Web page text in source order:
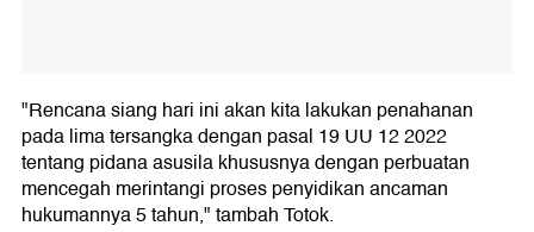
"Rencana siang hari ini akan kita lakukan penahanan
pada lima tersangka dengan pasal 19 UU 12 2022
tentang pidana asusila khususnya dengan perbuatan
mencegah merintangi proses penyidikan ancaman
hukumannya 5 tahun," tambah Totok.